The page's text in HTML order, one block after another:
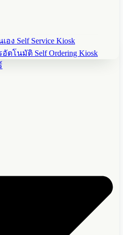
อง Self Service Kiosk
ตโนมัติ Self Ordering Kiosk